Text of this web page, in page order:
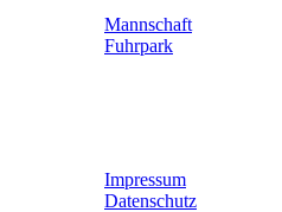
Mannschaft
Fuhrpark
Impressum
Datenschutz